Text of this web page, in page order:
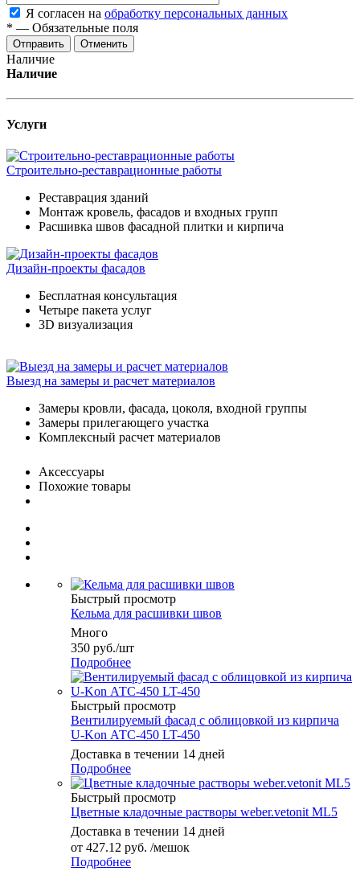
Я согласен на обработку персональных данных
* — Обязательные поля
Отменить
Наличие
Наличие
Услуги
Строительно-реставрационные работы
Реставрация зданий
Монтаж кровель, фасадов и входных групп
Расшивка швов фасадной плитки и кирпича
Дизайн-проекты фасадов
Бесплатная консультация
Четыре пакета услуг
3D визуализация
Выезд на замеры и расчет материалов
Замеры кровли, фасада, цоколя, входной группы
Замеры прилегающего участка
Комплексный расчет материалов
Аксессуары
Похожие товары
Быстрый просмотр
Кельма для расшивки швов
Много
350 руб./шт
Подробнее
Быстрый просмотр
Вентилируемый фасад с облицовкой из кирпича
U-Kon АТС-450 LT-450
Доставка в течении 14 дней
Подробнее
Быстрый просмотр
Цветные кладочные растворы weber.vetonit ML5
Доставка в течении 14 дней
от 427.12 руб. /мешок
Подробнее